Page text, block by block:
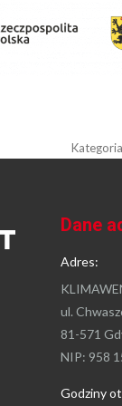
Dane
Adres:
ul.
81-571
NIP: 958
Godziny